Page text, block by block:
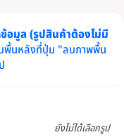
อมูล (รูปสินค้าต้องไม่มี
พื้นหลังที่ปุ่ม "ลบภาพพื้น
ยังไม่ได้เลือกรูป